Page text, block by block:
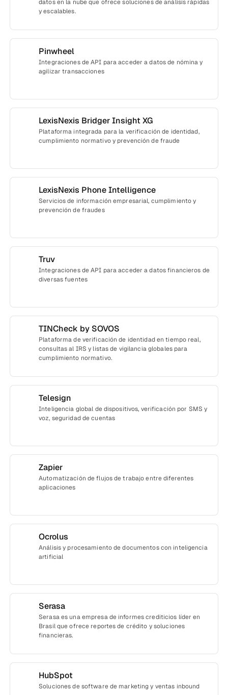
datos en la nube que ofrece soluciones de análisis rápidas
y escalables.
Pinwheel
Integraciones de API para acceder a datos de nómina y
agilizar transacciones
LexisNexis Bridger Insight XG
Plataforma integrada para la verificación de identidad,
cumplimiento normativo y prevención de fraude
LexisNexis Phone Intelligence
Servicios de información empresarial, cumplimiento y
prevención de fraudes
Truv
Integraciones de API para acceder a datos financieros de
diversas fuentes
TINCheck by SOVOS
Plataforma de verificación de identidad en tiempo real,
consultas al IRS y listas de vigilancia globales para
cumplimiento normativo.
Telesign
Inteligencia global de dispositivos, verificación por SMS y
voz, seguridad de cuentas
Zapier
Automatización de flujos de trabajo entre diferentes
aplicaciones
Ocrolus
Análisis y procesamiento de documentos con inteligencia
artificial
Serasa
Serasa es una empresa de informes crediticios líder en
Brasil que ofrece reportes de crédito y soluciones
financieras.
HubSpot
Soluciones de software de marketing y ventas inbound